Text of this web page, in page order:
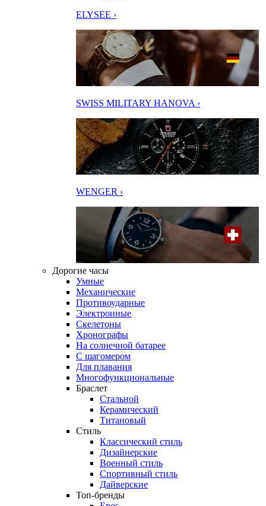
ELYSEE ›
SWISS MILITARY HANOVA ›
WENGER ›
Дорогие часы
Умные
Механические
Противоударные
Электронные
Скелетоны
Хронографы
На солнечной батарее
С шагомером
Для плавания
Многофункциональные
Браслет
Стальной
Керамический
Титановый
Стиль
Классический стиль
Дизайнерские
Военный стиль
Спортивный стиль
Дайверские
Топ-бренды